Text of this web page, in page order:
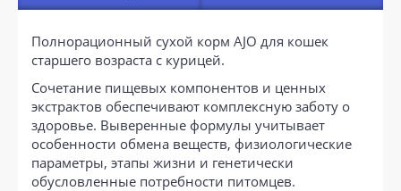
Полнорационный сухой корм AJO для кошек
старшего возраста с курицей.
Сочетание пищевых компонентов и ценных
экстрактов обеспечивают комплексную заботу о
здоровье. Выверенные формулы учитывает
особенности обмена веществ, физиологические
параметры, этапы жизни и генетически
обусловленные потребности питомцев.